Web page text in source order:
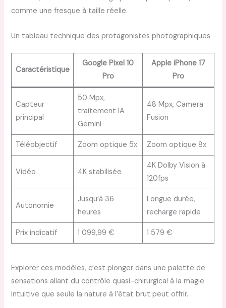
comme une fresque à taille réelle.
Un tableau technique des protagonistes photographiques
Caractéristique
Google Pixel 10
Pro
Apple iPhone 17
Pro
Capteur
principal
50 Mpx,
traitement IA
Gemini
48 Mpx, Camera
Fusion
Téléobjectif Zoom optique 5x Zoom optique 8x
Vidéo 4K stabilisée
4K Dolby Vision à
120fps
Autonomie
Jusqu’à 36
heures
Longue durée,
recharge rapide
Prix indicatif 1 099,99 € 1 579 €
Explorer ces modèles, c’est plonger dans une palette de
sensations allant du contrôle quasi-chirurgical à la magie
intuitive que seule la nature à l’état brut peut offrir.